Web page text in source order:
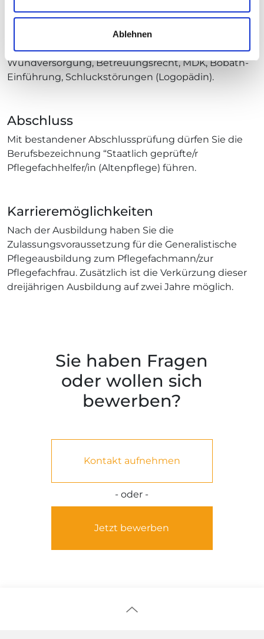
Ablehnen
Fixierung, Stoma-Versorgung, Inhalation/Sauerstoff,
Gehörlosen-Selbsthilfe, Hospizverein, enterale
Ernährung, Aids, Schmerztherapie,
Wundversorgung, Betreuungsrecht, MDK, Bobath-
Einführung, Schluckstörungen (Logopädin).
Abschluss
Mit bestandener Abschlussprüfung dürfen Sie die
Berufsbezeichnung “Staatlich geprüfte/r
Pflegefachhelfer/in (Altenpflege) führen.
Karrieremöglichkeiten
Nach der Ausbildung haben Sie die
Zulassungsvoraussetzung für die Generalistische
Pflegeausbildung zum Pflegefachmann/zur
Pflegefachfrau. Zusätzlich ist die Verkürzung dieser
dreijährigen Ausbildung auf zwei Jahre möglich.
Sie haben Fragen
oder wollen sich
bewerben?
Kontakt aufnehmen
- oder -
Jetzt bewerben